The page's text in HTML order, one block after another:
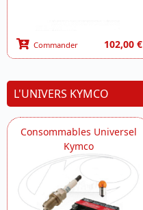
Commander 102,00 €
L'UNIVERS KYMCO
Consommables Universel
Kymco